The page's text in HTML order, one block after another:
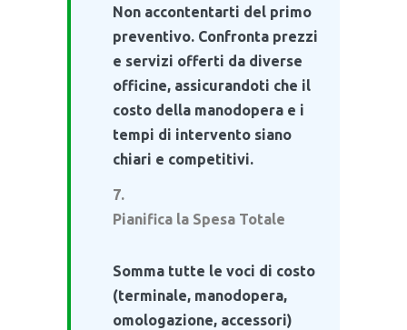
Non accontentarti del primo
preventivo. Confronta prezzi
e servizi offerti da diverse
officine, assicurandoti che il
costo della manodopera e i
tempi di intervento siano
chiari e competitivi.
Pianifica la Spesa Totale
Somma tutte le voci di costo
(terminale, manodopera,
omologazione, accessori)